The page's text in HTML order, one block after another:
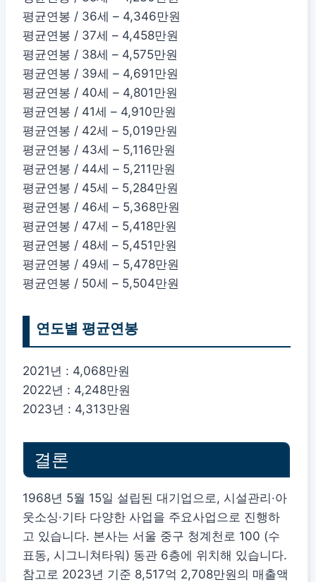
평균연봉 / 36세 – 4,346만원
평균연봉 / 37세 – 4,458만원
평균연봉 / 38세 – 4,575만원
평균연봉 / 39세 – 4,691만원
평균연봉 / 40세 – 4,801만원
평균연봉 / 41세 – 4,910만원
평균연봉 / 42세 – 5,019만원
평균연봉 / 43세 – 5,116만원
평균연봉 / 44세 – 5,211만원
평균연봉 / 45세 – 5,284만원
평균연봉 / 46세 – 5,368만원
평균연봉 / 47세 – 5,418만원
평균연봉 / 48세 – 5,451만원
평균연봉 / 49세 – 5,478만원
평균연봉 / 50세 – 5,504만원
연도별 평균연봉
2021년 : 4,068만원
2022년 : 4,248만원
2023년 : 4,313만원
결론
1968년 5월 15일 설립된 대기업으로, 시설관리·아
웃소싱·기타 다양한 사업을 주요사업으로 진행하
고 있습니다. 본사는 서울 중구 청계천로 100 (수
표동, 시그니쳐타워) 동관 6층에 위치해 있습니다.
참고로 2023년 기준 8,517억 2,708만원의 매출액